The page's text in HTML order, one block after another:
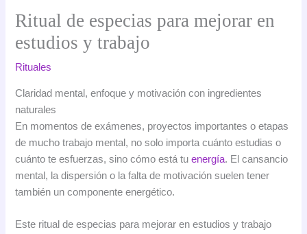
Ritual de especias para mejorar en
estudios y trabajo
Rituales
Claridad mental, enfoque y motivación con ingredientes
naturales
En momentos de exámenes, proyectos importantes o etapas
de mucho trabajo mental, no solo importa cuánto estudias o
cuánto te esfuerzas, sino cómo está tuenergía. El cansancio
mental, la dispersión o la falta de motivación suelen tener
también un componente energético.
Este ritual de especias para mejorar en estudios y trabajo